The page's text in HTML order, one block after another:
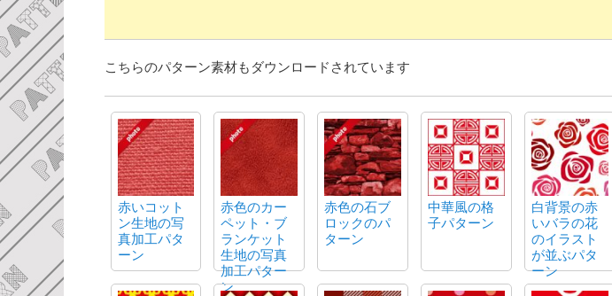
こちらのパターン素材もダウンロードされています
赤いコット
ン生地の写
真加工パタ
ーン
赤色のカー
ペット・ブ
ランケット
生地の写真
加工パター
ン
赤色の石ブ
ロックのパ
ターン
中華風の格
子パターン
白背景の赤
いバラの花
のイラスト
が並ぶパタ
ーン